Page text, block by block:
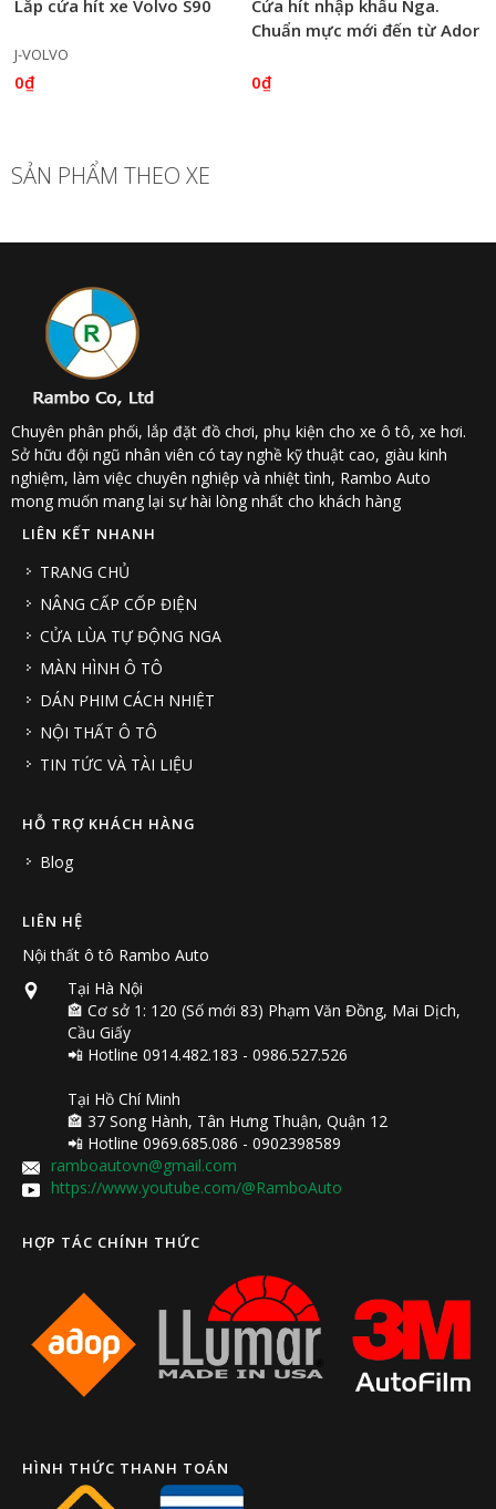
Lắp cửa hít xe Volvo S90
J-VOLVO
0₫
Cửa hít nhập khẩu Nga.
Chuẩn mực mới đến từ Ador
0₫
SẢN PHẨM THEO XE
Chuyên phân phối, lắp đặt đồ chơi, phụ kiện cho xe ô tô, xe hơi.
Sở hữu đội ngũ nhân viên có tay nghề kỹ thuật cao, giàu kinh
nghiệm, làm việc chuyên nghiệp và nhiệt tình, Rambo Auto
mong muốn mang lại sự hài lòng nhất cho khách hàng
LIÊN KẾT NHANH
TRANG CHỦ
NÂNG CẤP CỐP ĐIỆN
CỬA LÙA TỰ ĐỘNG NGA
MÀN HÌNH Ô TÔ
DÁN PHIM CÁCH NHIỆT
NỘI THẤT Ô TÔ
TIN TỨC VÀ TÀI LIỆU
HỖ TRỢ KHÁCH HÀNG
Blog
LIÊN HỆ
Nội thất ô tô Rambo Auto
Tại Hà Nội
🏤 Cơ sở 1: 120 (Số mới 83) Phạm Văn Đồng, Mai Dịch,
Cầu Giấy
📲 Hotline 0914.482.183 - 0986.527.526
Tại Hồ Chí Minh
🏤 37 Song Hành, Tân Hưng Thuận, Quận 12
📲 Hotline 0969.685.086 - 0902398589
ramboautovn@gmail.com
https://www.youtube.com/@RamboAuto
HỢP TÁC CHÍNH THỨC
HÌNH THỨC THANH TOÁN